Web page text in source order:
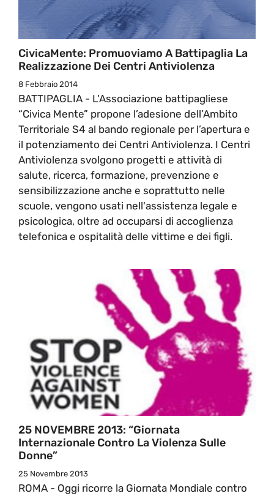
CivicaMente: Promuoviamo A Battipaglia La
Realizzazione Dei Centri Antiviolenza
8 Febbraio 2014
BATTIPAGLIA - L'Associazione battipagliese
“Civica Mente” propone l’adesione dell’Ambito
Territoriale S4 al bando regionale per l’apertura e
il potenziamento dei Centri Antiviolenza. I Centri
Antiviolenza svolgono progetti e attività di
salute, ricerca, formazione, prevenzione e
sensibilizzazione anche e soprattutto nelle
scuole, vengono usati nell'assistenza legale e
psicologica, oltre ad occuparsi di accoglienza
telefonica e ospitalità delle vittime e dei figli.
25 NOVEMBRE 2013: “Giornata
Internazionale Contro La Violenza Sulle
Donne”
25 Novembre 2013
ROMA - Oggi ricorre la Giornata Mondiale contro